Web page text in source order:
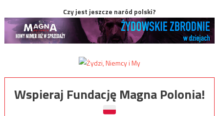
Czy jest jeszcze naród polski?
Wspieraj Fundację Magna Polonia!